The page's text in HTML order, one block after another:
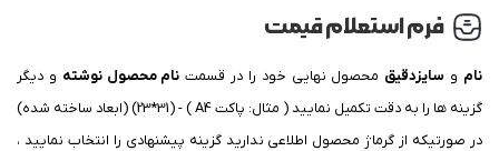
فرم استعلام قیمت
نام و سایزدقیق محصول نهایی خود را در قسمت نام محصول نوشته و دیگر
گزینه ها را به دقت تکمیل نمایید ( مثال: پاکت A4 ) - (23*31) (ابعاد ساخته شده)
در صورتیکه از گرماژ محصول اطلاعی ندارید گزینه پیشنهادی را انتخاب نمایید ،